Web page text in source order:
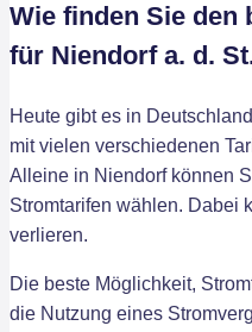
Wie finden Sie den
für Niendorf a. d.
Heute gibt es in
mit vielen verschiedenen
Alleine in Niendorf können
Stromtarifen wählen. Dabei
verlieren.
Die beste Möglichkeit,
die Nutzung eines